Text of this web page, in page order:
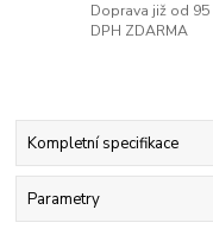
Doprava již od
DPH ZDARMA
Kompletní specifikace
Parametry